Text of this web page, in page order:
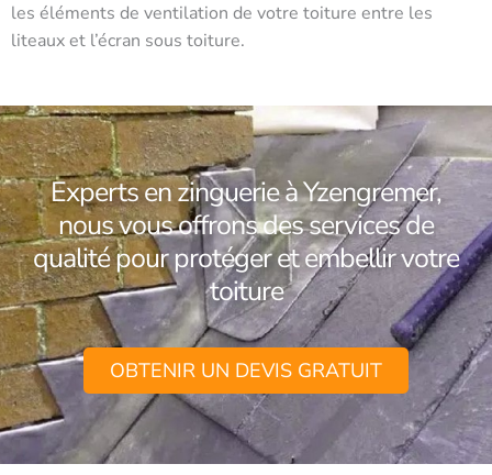
les éléments de ventilation de votre toiture entre les
liteaux et l’écran sous toiture.
Experts en zinguerie à Yzengremer,
nous vous offrons des services de
qualité pour protéger et embellir votre
toiture
OBTENIR UN DEVIS GRATUIT